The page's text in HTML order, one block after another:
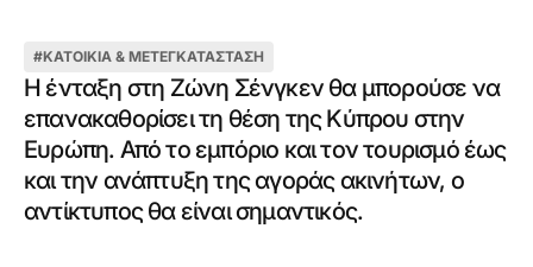
#ΚΑΤΟΙΚΊΑ & ΜΕΤΕΓΚΑΤΆΣΤΑΣΗ
Η ένταξη στη Ζώνη Σένγκεν θα μπορούσε να
επανακαθορίσει τη θέση της Κύπρου στην
Ευρώπη. Από το εμπόριο και τον τουρισμό έως
και την ανάπτυξη της αγοράς ακινήτων, ο
αντίκτυπος θα είναι σημαντικός.